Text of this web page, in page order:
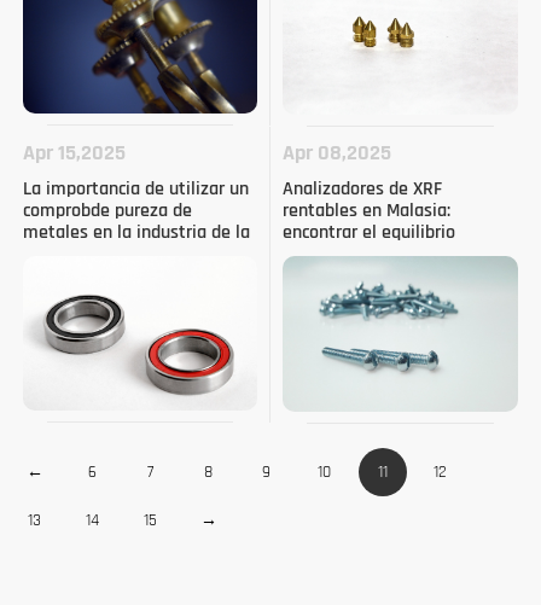
Apr 15,2025
La importancia de utilizar un
comprobde pureza de
metales en la industria de la
Apr 08,2025
Analizadores de XRF
rentables en Malasia:
encontrar el equilibrio
adecuado entre precio y
rendimiento
← 6 7 8 9 10 11 12
13 14 15 →